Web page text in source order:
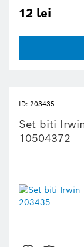
12 lei
ID: 203435
Set biti
10504372